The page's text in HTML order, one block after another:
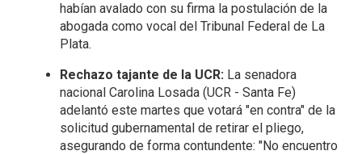
habían avalado con su firma la postulación de la
abogada como vocal del Tribunal Federal de La
Plata.
Rechazo tajante de la UCR:La senadora
nacional Carolina Losada (UCR - Santa Fe)
adelantó este martes que votará "en contra" de la
solicitud gubernamental de retirar el pliego,
asegurando de forma contundente: "No encuentro